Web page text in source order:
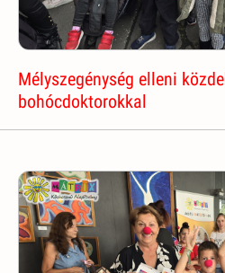
Mélyszegénység elleni
bohócdoktorokkal